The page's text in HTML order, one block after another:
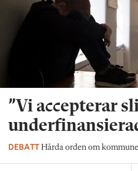
”Vi accepterar
DEBATT Hårda orden om